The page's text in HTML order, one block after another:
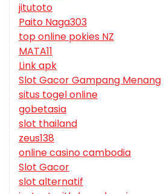
jitutoto
Paito Naga303
top online pokies NZ
MATA11
Link apk
Slot Gacor Gampang Menang
situs togel online
gobetasia
slot thailand
zeus138
online casino cambodia
Slot Gacor
slot alternatif